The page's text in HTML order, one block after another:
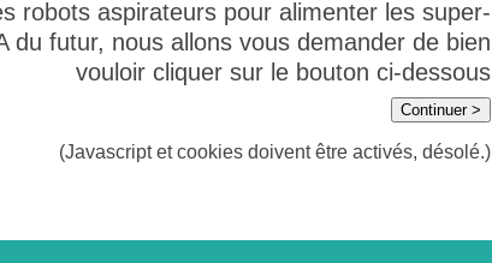
robots aspirateurs pour alimenter les super-
du futur, nous allons vous demander de bien
vouloir cliquer sur le bouton ci-dessous
Continuer >
(Javascript et cookies doivent être activés, désolé.)